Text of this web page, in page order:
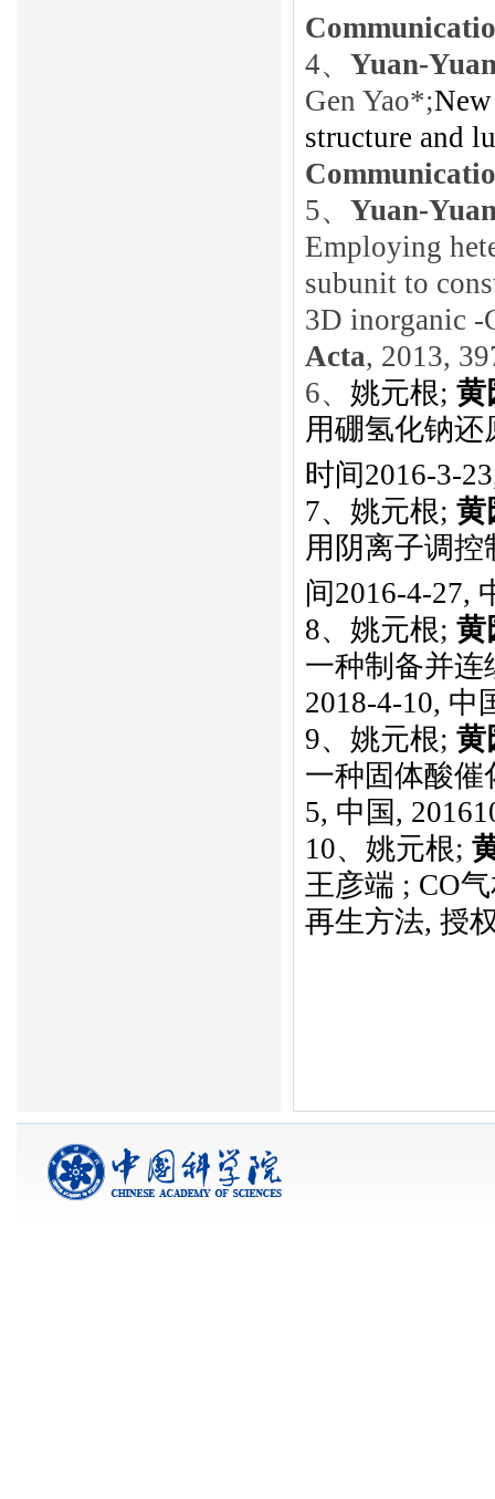
4、 Yuan-
Gen Yao*;
structure and
5、 Yuan-
Employing
subunit to
3D inorganic
Acta, 2013,
6、 姚元根; 黄
用硼氢化钠还
时间2016-3-
7、 姚元根; 黄
用阴离子调控
间2016-4-27,
8、姚元根; 黄
一种制备并连
2018-4-10, 中
9、姚元根; 黄
一种固体酸催
5, 中国,
10、 姚元根;
王彦端 ; CO
再生方法, 授